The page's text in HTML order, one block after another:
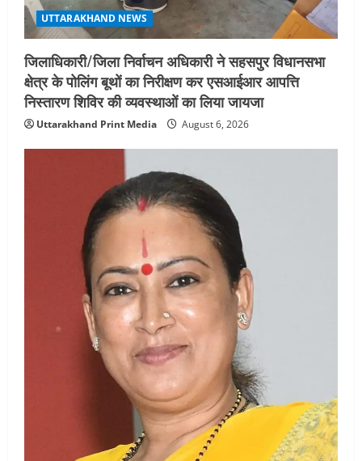
UTTARAKHAND NEWS
जिलाधिकारी/जिला निर्वाचन अधिकारी ने सहसपुर विधानसभा
क्षेत्र के पोलिंग बूथों का निरीक्षण कर एसआईआर आपत्ति
निस्तारण शिविर की व्यवस्थाओं का लिया जायजा
Uttarakhand Print Media August 6, 2026